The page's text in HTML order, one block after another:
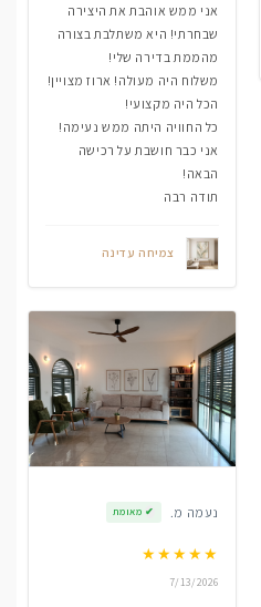
אני ממש אוהבת את היצירה
שבחרתי! היא משתלבת בצורה
מהממת בדירה שלי!
משלוח היה מעולה! ארוז מצויין!
הכל היה מקצועי!
כל החוויה היתה ממש נעימה!
אני כבר חושבת על רכישה
הבאה!
תודה רבה
צמיחה עדינה
נעמה מ. ✔ מאומת
★★★★★
7/13/2026